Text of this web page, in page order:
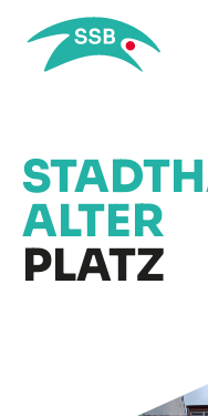
ALTER
PLATZ